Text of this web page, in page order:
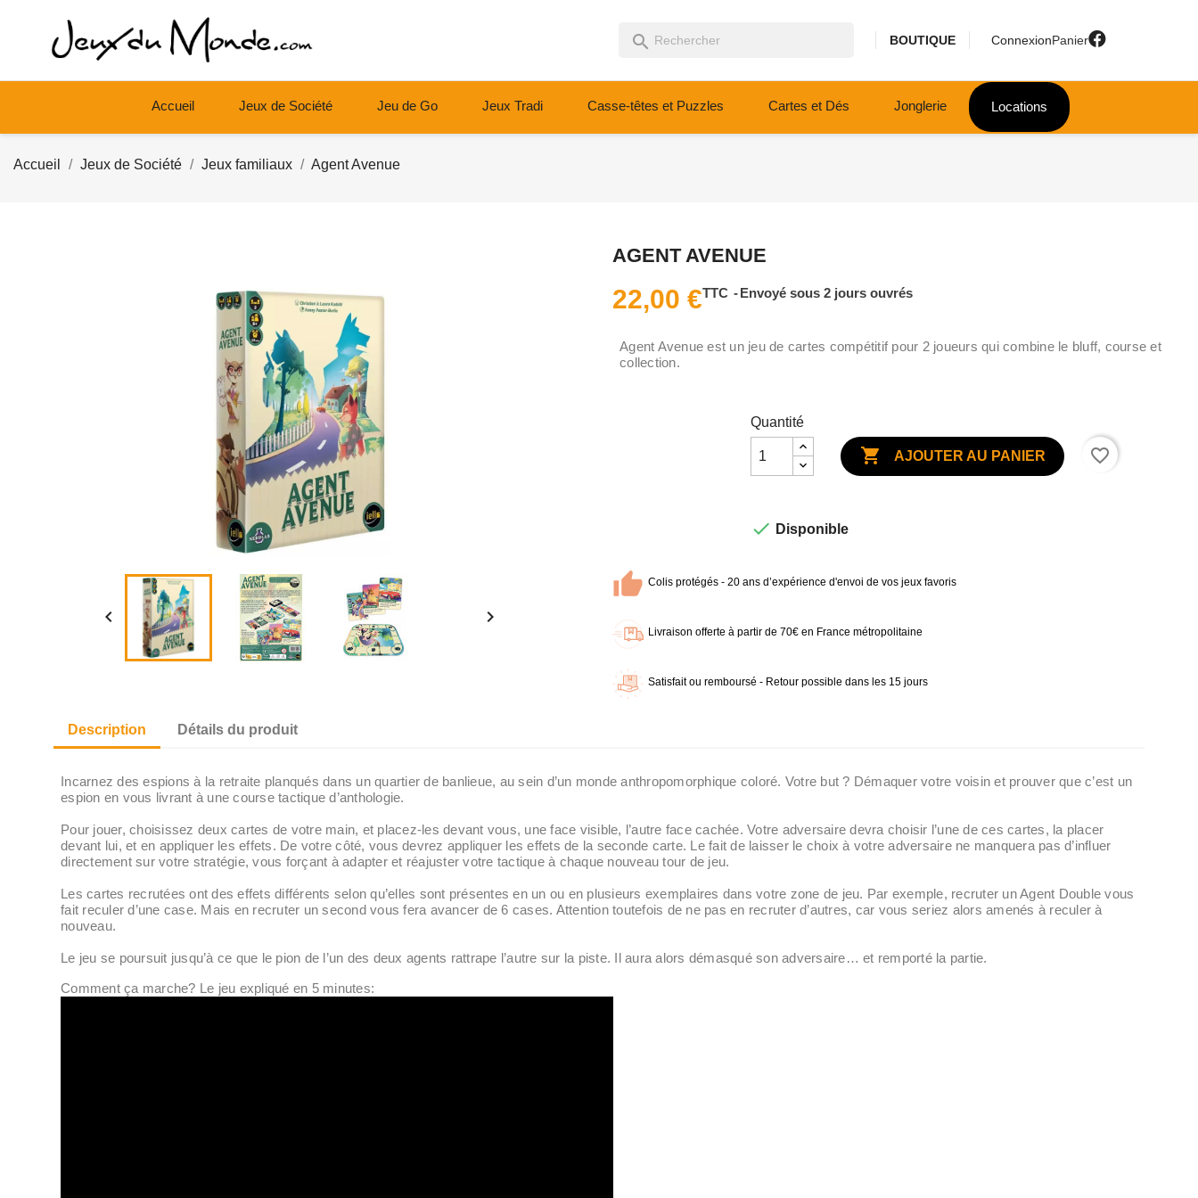
search BOUTIQUE ConnexionPanier
Accueil Jeux de Société Jeu de Go Jeux Tradi Casse-têtes et Puzzles Cartes et Dés Jonglerie Locations
Accueil Jeux de Société Jeux familiaux Agent Avenue
 
AGENT AVENUE
22,00 €TTC Envoyé sous 2 jours ouvrés
Agent Avenue est un jeu de cartes compétitif pour 2 joueurs qui combine le bluff, course et
collection.
Quantité
 AJOUTER AU PANIER favorite_border
 Disponible
Colis protégés - 20 ans d’expérience d'envoi de vos jeux favoris
Livraison offerte à partir de 70€ en France métropolitaine
Satisfait ou remboursé - Retour possible dans les 15 jours
Description Détails du produit
Incarnez des espions à la retraite planqués dans un quartier de banlieue, au sein d’un monde anthropomorphique coloré. Votre but ? Démaquer votre voisin et prouver que c’est un
espion en vous livrant à une course tactique d’anthologie.
Pour jouer, choisissez deux cartes de votre main, et placez-les devant vous, une face visible, l’autre face cachée. Votre adversaire devra choisir l’une de ces cartes, la placer
devant lui, et en appliquer les effets. De votre côté, vous devrez appliquer les effets de la seconde carte. Le fait de laisser le choix à votre adversaire ne manquera pas d’influer
directement sur votre stratégie, vous forçant à adapter et réajuster votre tactique à chaque nouveau tour de jeu.
Les cartes recrutées ont des effets différents selon qu’elles sont présentes en un ou en plusieurs exemplaires dans votre zone de jeu. Par exemple, recruter un Agent Double vous
fait reculer d’une case. Mais en recruter un second vous fera avancer de 6 cases. Attention toutefois de ne pas en recruter d’autres, car vous seriez alors amenés à reculer à
nouveau.
Le jeu se poursuit jusqu’à ce que le pion de l’un des deux agents rattrape l’autre sur la piste. Il aura alors démasqué son adversaire… et remporté la partie.
Comment ça marche? Le jeu expliqué en 5 minutes: